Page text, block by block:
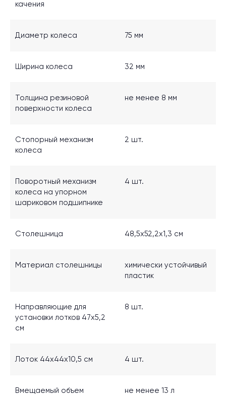
качения
Диаметр колеса 75 мм
Ширина колеса 32 мм
Толщина резиновой
поверхности колеса
не менее 8 мм
Стопорный механизм
колеса
2 шт.
Поворотный механизм
колеса на упорном
шариковом подшипнике
4 шт.
Столешница 48,5x52,2x1,3 см
Материал столешницы
химически устойчивый
пластик
Направляющие для
установки лотков 47x5,2
см
8 шт.
Лоток 44x44x10,5 см 4 шт.
Вмещаемый объем не менее 13 л